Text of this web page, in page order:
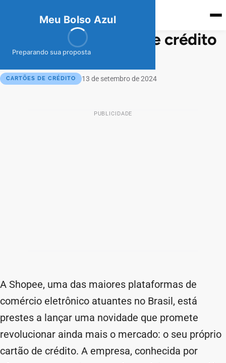
Meu Bolso Azul
Preparando sua proposta
meubolso Azul
Chegada do cartão de crédito
Shopee
CARTÕES DE CRÉDITO 13 de setembro de 2024
PUBLICIDADE
A Shopee, uma das maiores plataformas de
comércio eletrônico atuantes no Brasil, está
prestes a lançar uma novidade que promete
revolucionar ainda mais o mercado: o seu próprio
cartão de crédito. A empresa, conhecida por